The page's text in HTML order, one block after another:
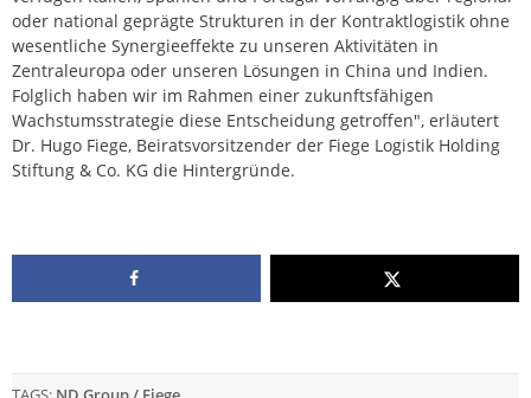
oder national geprägte Strukturen in der Kontraktlogistik ohne
wesentliche Synergieeffekte zu unseren Aktivitäten in
Zentraleuropa oder unseren Lösungen in China und Indien.
Folglich haben wir im Rahmen einer zukunftsfähigen
Wachstumsstrategie diese Entscheidung getroffen", erläutert
Dr. Hugo Fiege, Beiratsvorsitzender der Fiege Logistik Holding
Stiftung & Co. KG die Hintergründe.